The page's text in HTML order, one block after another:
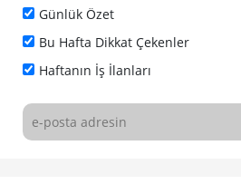
Günlük Özet
Bu Hafta Dikkat Çekenler
Haftanın İş İlanları